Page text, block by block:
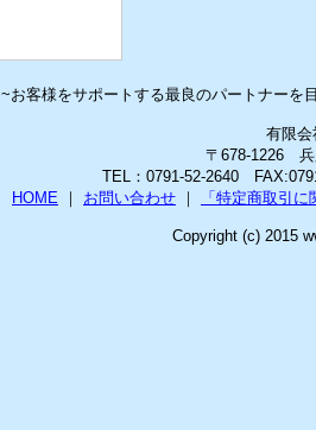
~お客様をサポートする最良のパートナーを
有限
〒678-1226 兵
TEL：0791-52-2640
HOME ｜ お問い合わせ ｜ 「特定商取引
Copyright (c) 2015